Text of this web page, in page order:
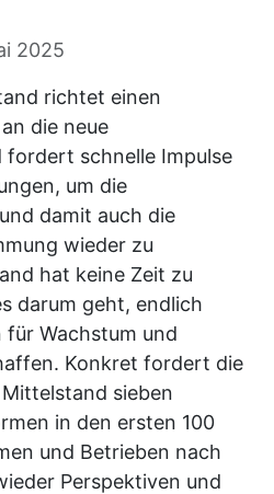
2025
richtet einen
die neue
fordert schnelle Impulse
um die
damit auch die
wieder zu
hat keine Zeit zu
darum geht, endlich
für Wachstum und
Konkret fordert die
sieben
in den ersten 100
und Betrieben nach
Perspektiven und